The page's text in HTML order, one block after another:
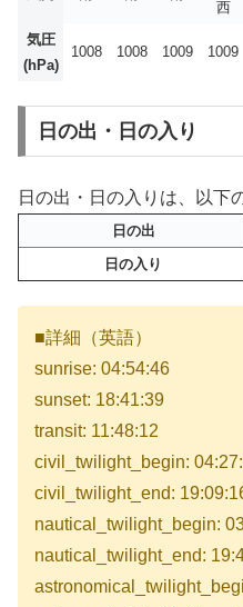
西
気圧
(hPa)
1008 1008 1009 1009
日の出・日の入り
日の出・日の入りは、以下
日の出
日の入り
■詳細（英語）
sunrise: 04:54:46
sunset: 18:41:39
transit: 11:48:12
civil_twilight_begin:
civil_twilight_end:
nautical_twilight_begin:
nautical_twilight_end: